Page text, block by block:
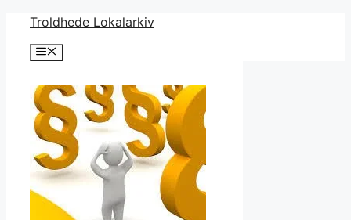
Hop
indhold
Troldhede Lokalarkiv
Menu